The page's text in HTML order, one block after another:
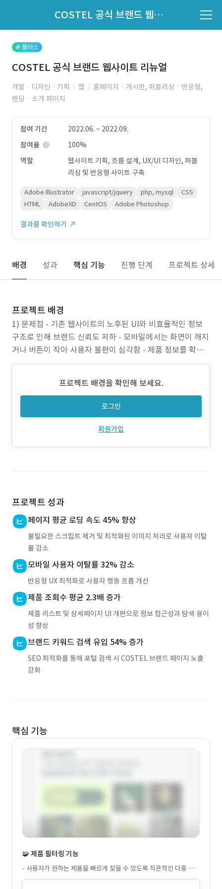
COSTEL 공식 브랜드 웹사이트 리뉴얼
지원자 목록 바로가기
플러스
COSTEL 공식 브랜드 웹사이트 리뉴얼
개발 · 디자인 · 기획 웹
홈페이지ㆍ게시판, 퍼블리싱ㆍ반응형,
랜딩ㆍ소개 페이지
참여 기간
2022.06. ~ 2022.09.
참여율
100%
역할
웹사이트 기획, 흐름 설계, UX/UI 디자인, 퍼블
리싱 및 반응형 사이트 구축
Adobe Illustrator javascript/jquery php, mysql
CSS
HTML
AdobeXD CentOS Adobe Photoshop
결과물 확인하기
배경 성과 핵심 기능 진행 단계 프로젝트 상세
프로젝트 배경
1) 문제점 - 기존 웹사이트의 노후된 UI와 비효율적인 정보
구조로 인해 브랜드 신뢰도 저하 - 모바일에서는 화면이 깨지
거나 버튼이 작아 사용자 불편이 심각함 - 제품 정보를 확인
해도 구매 연결이 어려워 사용자 전환율 저조 2) 프로젝트 목
제품 탐색과 정보 접근성을 높이고, 전환 유도까지 연결되는
구조 설계 - 전 디바이스에서 안정
프로젝트 배경을 확인해 보세요.
로그인
회원가입
프로젝트 성과
페이지 평균 로딩 속도 45% 향상
불필요한 스크립트 제거 및 최적화된 이미지 처리로 사용자 이탈
률 감소
모바일 사용자 이탈률 32% 감소
반응형 UX 최적화로 사용자 행동 흐름 개선
제품 조회수 평균 2.3배 증가
제품 리스트 및 상세페이지 UI 개편으로 정보 접근성과 탐색 용이
성 향상
브랜드 키워드 검색 유입 54% 증가
SEO 최적화를 통해 포털 검색 시 COSTEL 브랜드 페이지 노출
강화
핵심 기능
🧩 제품 필터링 기능
- 사용자가 원하는 제품을 빠르게 찾을 수 있도록 직관적인 다중 조
건 필터 시스템을 구현 - 가전제품 특성상 스펙 기반 탐색이 중요한